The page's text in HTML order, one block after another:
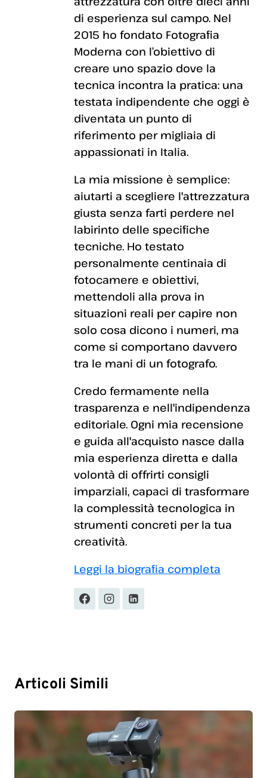
di esperienza sul campo. Nel
2015 ho fondato Fotografia
Moderna con l’obiettivo di
creare uno spazio dove la
tecnica incontra la pratica: una
testata indipendente che oggi è
diventata un punto di
riferimento per migliaia di
appassionati in Italia.
La mia missione è semplice:
aiutarti a scegliere l'attrezzatura
giusta senza farti perdere nel
labirinto delle specifiche
tecniche. Ho testato
personalmente centinaia di
fotocamere e obiettivi,
mettendoli alla prova in
situazioni reali per capire non
solo cosa dicono i numeri, ma
come si comportano davvero
tra le mani di un fotografo.
Credo fermamente nella
trasparenza e nell'indipendenza
editoriale. Ogni mia recensione
e guida all'acquisto nasce dalla
mia esperienza diretta e dalla
volontà di offrirti consigli
imparziali, capaci di trasformare
la complessità tecnologica in
strumenti concreti per la tua
creatività.
Leggi la biografia completa
Articoli Simili